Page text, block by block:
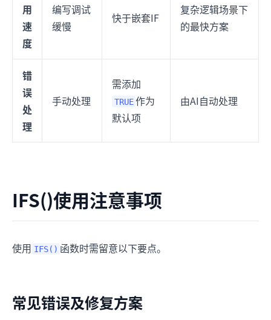
用
速
度
编写调试
缓慢
快于嵌套IF
复杂逻辑场景下
的最快方案
错
误
处
理
手动处理
需添加
TRUE 作为
默认项
由AI自动处理
IFS()使用注意事项
使用 IFS() 函数时需留意以下要点。
常见错误及修复方案